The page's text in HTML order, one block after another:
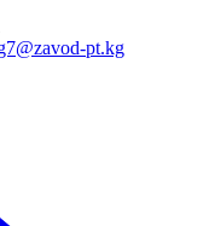
pt.kg